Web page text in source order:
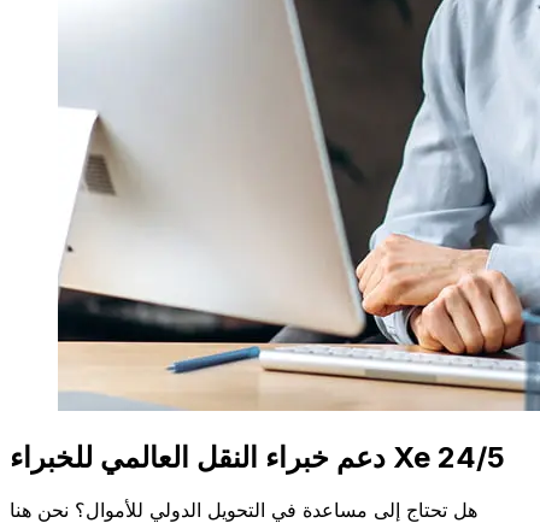
دعم خبراء النقل العالمي للخبراء Xe 24/5
هل تحتاج إلى مساعدة في التحويل الدولي للأموال؟ نحن هنا